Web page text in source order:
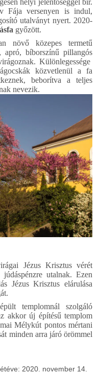
Fája versenyen is indul,
utalványt nyert. 2020-
győzött.
növő közepes termetű
apró, bíborszínű pillangós
Különlegessége
közvetlenül a fa
beborítva a teljes
nevezik.
Jézus Krisztus vérét
utalnak. Ezen
Jézus Krisztus elárulása
templomnál szolgáló
akkor új építésű templom
Mélykút pontos mértani
minden arra járó örömmel
2020. november 14.